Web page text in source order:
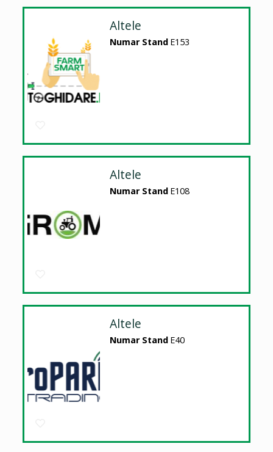
Altele
Numar Stand E153
Altele
Numar Stand E108
Altele
Numar Stand E40